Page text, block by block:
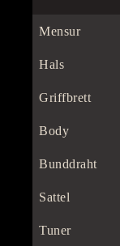
Mensur
Hals
Griffbrett
Body
Bunddraht
Sattel
Tuner